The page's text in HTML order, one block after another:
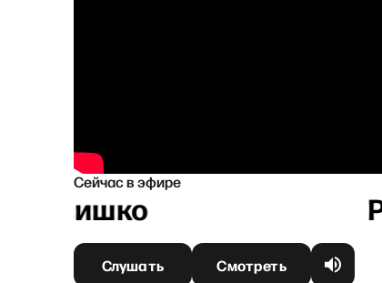
Сейчас в эфире
Слушать
Смотреть